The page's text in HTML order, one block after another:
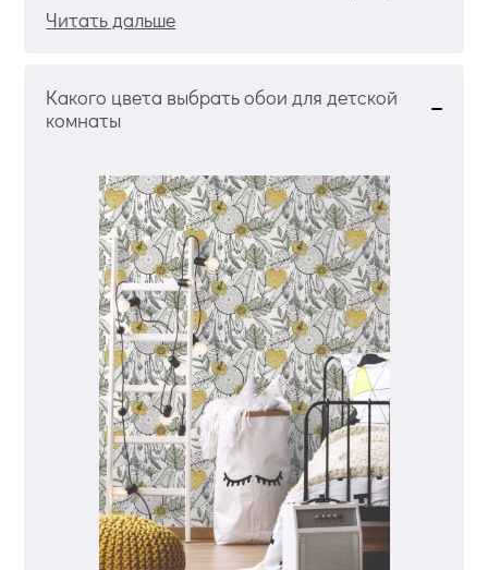
Читать дальше
Какого цвета выбрать обои для детской
комнаты